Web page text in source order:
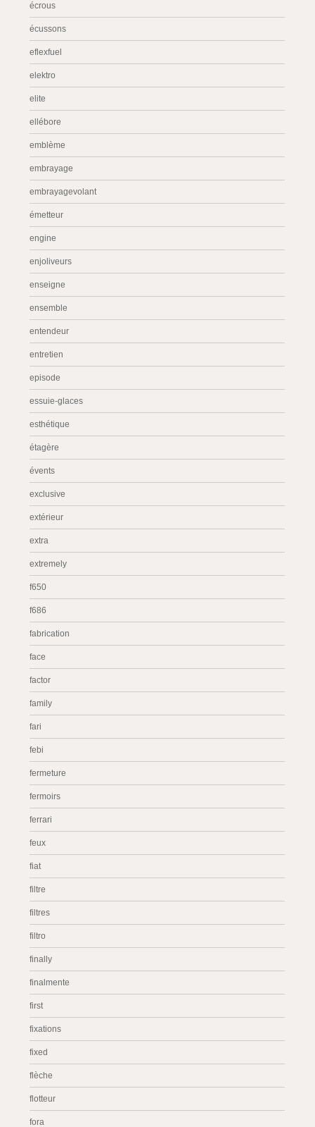
écrous
écussons
eflexfuel
elektro
elite
ellébore
emblème
embrayage
embrayagevolant
émetteur
engine
enjoliveurs
enseigne
ensemble
entendeur
entretien
episode
essuie-glaces
esthétique
étagère
évents
exclusive
extérieur
extra
extremely
f650
f686
fabrication
face
factor
family
fari
febi
fermeture
fermoirs
ferrari
feux
fiat
filtre
filtres
filtro
finally
finalmente
first
fixations
fixed
flèche
flotteur
fora